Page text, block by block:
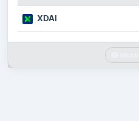
XDAI